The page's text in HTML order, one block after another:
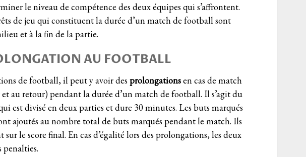
le niveau de compétence des deux équipes qui s’affrontent.
de jeu qui constituent la durée d’un match de football sont
et à la fin de la partie.
AU FOOTBALL
de football, il peut y avoir des prolongationsen cas de match
et au retour) pendant la durée d’un match de football. Il s’agit du
est divisé en deux parties et dure 30 minutes. Les buts marqués
ajoutés au nombre total de buts marqués pendant le match. Ils
le score final. En cas d’égalité lors des prolongations, les deux
penalties.